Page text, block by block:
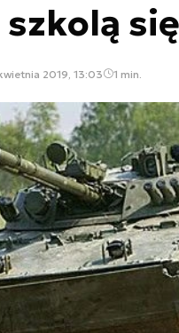
2019, 13:03 1 min.